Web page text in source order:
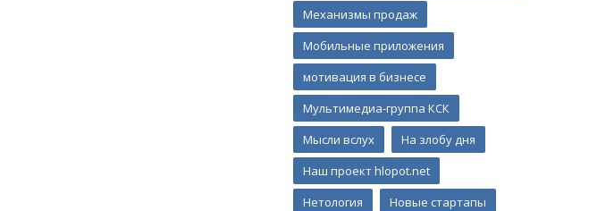
Механизмы продаж
Мобильные приложения
мотивация в бизнесе
Мультимедиа-группа КСК
Мысли вслух
На злобу дня
Наш проект hlopot.net
Нетология
Новые стартапы